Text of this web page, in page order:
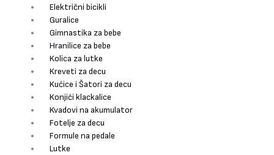
Električni bicikli
Guralice
Gimnastika za bebe
Hranilice za bebe
Kolica za lutke
Kreveti za decu
Kućice i Šatori za decu
Konjići klackalice
Kvadovi na akumulator
Fotelje za decu
Formule na pedale
Lutke